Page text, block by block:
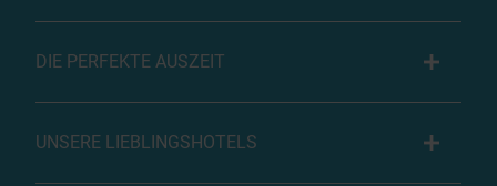
DIE PERFEKTE AUSZEIT
UNSERE LIEBLINGSHOTELS